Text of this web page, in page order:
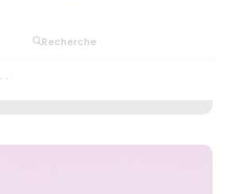
Recherche